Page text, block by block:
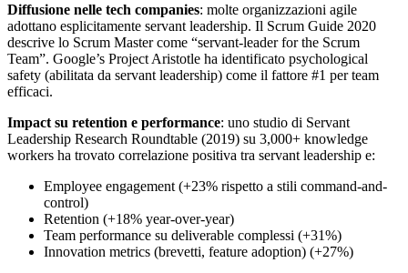
Diffusione nelle tech companies: molte organizzazioni agile
adottano esplicitamente servant leadership. Il Scrum Guide 2020
descrive lo Scrum Master come “servant-leader for the Scrum
Team”. Google’s Project Aristotle ha identificato psychological
safety (abilitata da servant leadership) come il fattore #1 per team
efficaci.
Impact su retention e performance: uno studio di Servant
Leadership Research Roundtable (2019) su 3,000+ knowledge
workers ha trovato correlazione positiva tra servant leadership e:
Employee engagement (+23% rispetto a stili command-and-
control)
Retention (+18% year-over-year)
Team performance su deliverable complessi (+31%)
Innovation metrics (brevetti, feature adoption) (+27%)